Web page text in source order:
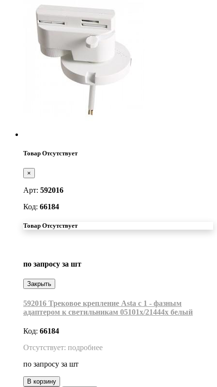
Товар Отсутствует
×
Арт: 592016
Код: 66184
Товар Отсутствует
по запросу за шт
Закрыть
592016 Трековое крепление Asta с 1 - фазным
адаптером к светильникам 05101х/21444х белый
Код: 66184
Отсутствует: подробнее
по запросу за шт
В корзину